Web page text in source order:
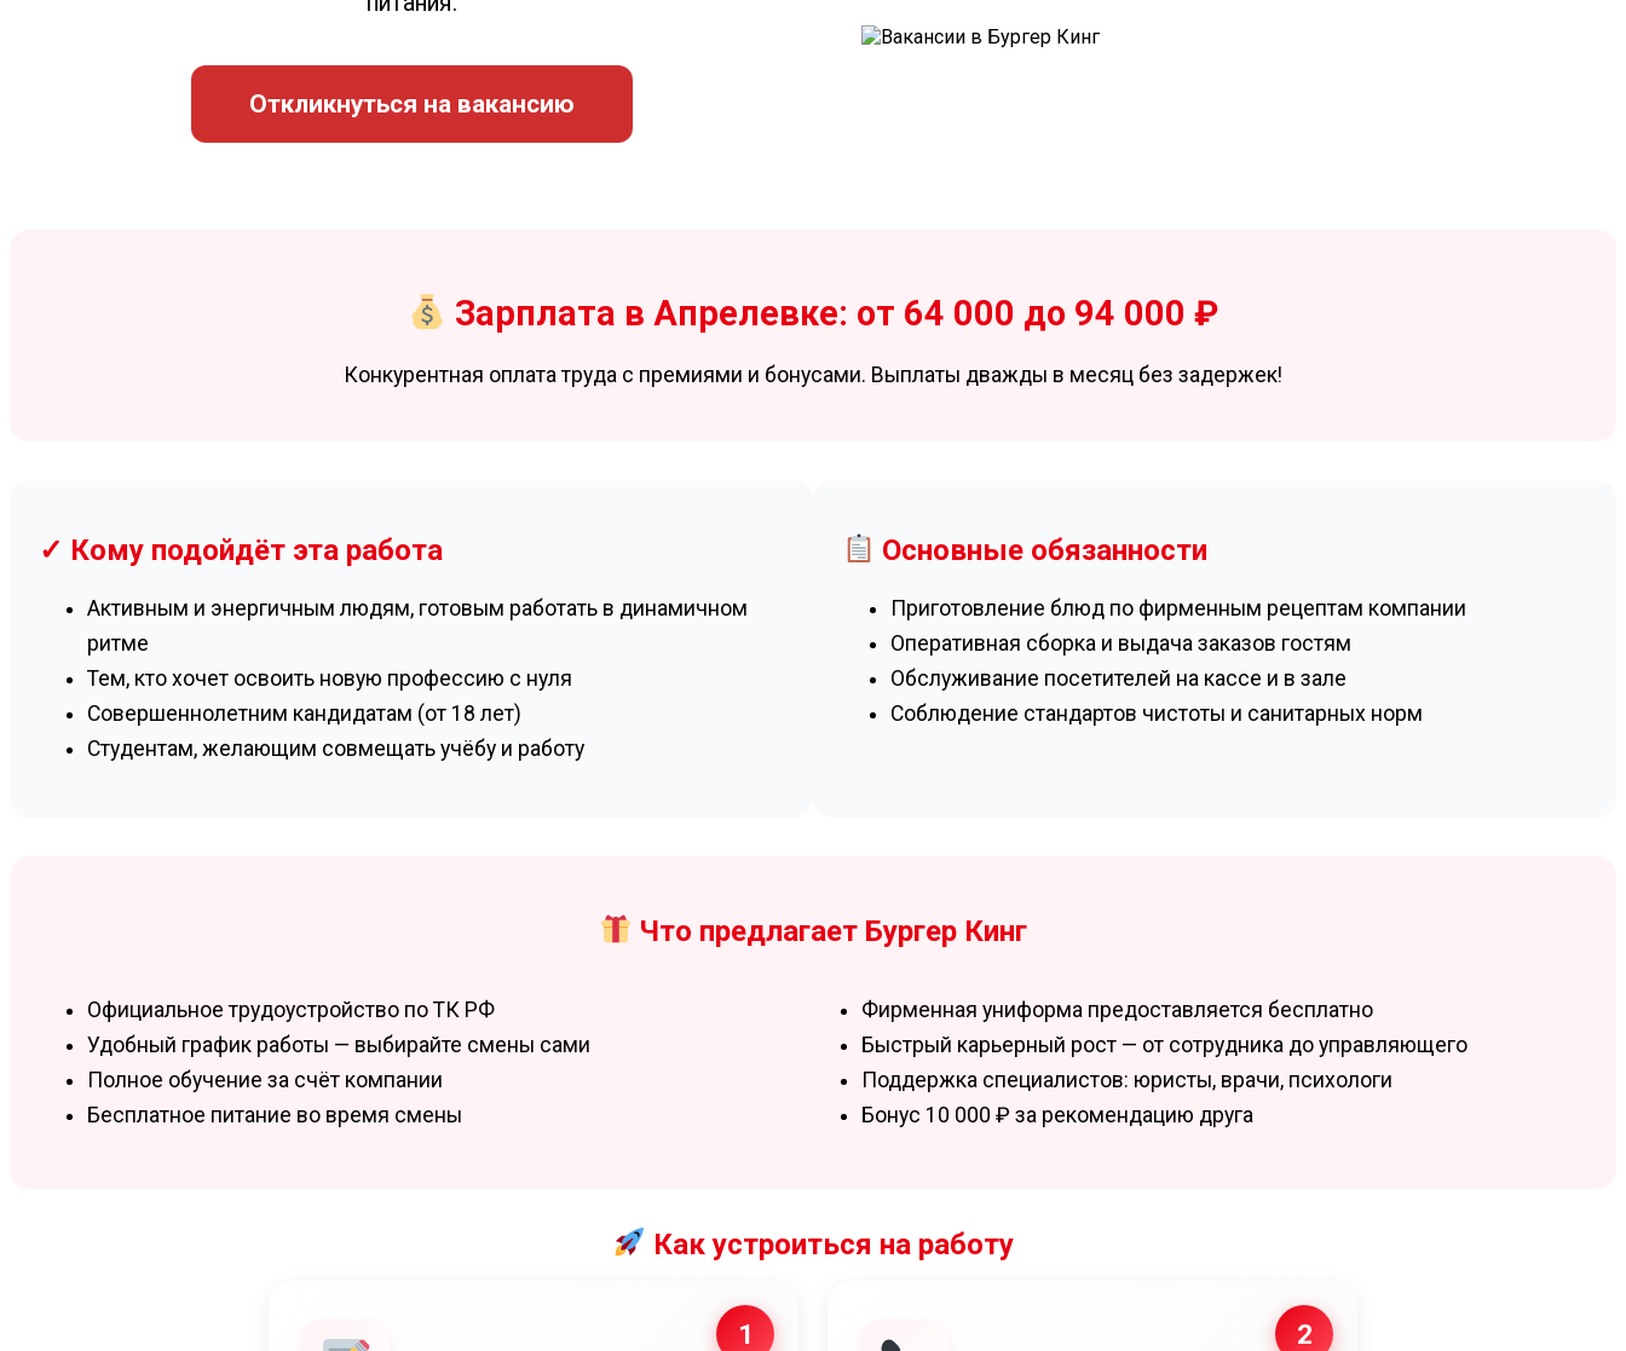
Откликнуться на вакансию
Зарплата в Апрелевке: от 64 000 до 94 000 ₽
Конкурентная оплата труда с премиями и бонусами. Выплаты дважды в месяц без задержек!
✓ Кому подойдёт эта работа
Активным и энергичным людям, готовым работать в динамичном
ритме
Тем, кто хочет освоить новую профессию с нуля
Совершеннолетним кандидатам (от 18 лет)
Студентам, желающим совмещать учёбу и работу
Основные обязанности
Приготовление блюд по фирменным рецептам компании
Оперативная сборка и выдача заказов гостям
Обслуживание посетителей на кассе и в зале
Соблюдение стандартов чистоты и санитарных норм
Что предлагает Бургер Кинг
Официальное трудоустройство по ТК РФ
Удобный график работы — выбирайте смены сами
Полное обучение за счёт компании
Бесплатное питание во время смены
Фирменная униформа предоставляется бесплатно
Быстрый карьерный рост — от сотрудника до управляющего
Поддержка специалистов: юристы, врачи, психологи
Бонус 10 000 ₽ за рекомендацию друга
Как устроиться на работу
1 2